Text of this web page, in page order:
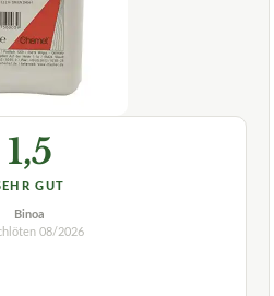
1,5
GUT
Binoa
08/2026